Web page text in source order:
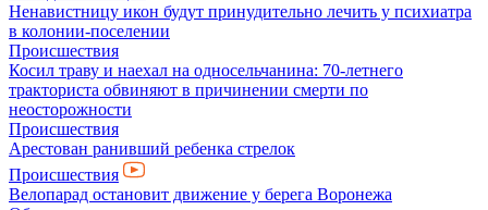
Ненавистницу икон будут принудительно лечить у психиатра
в колонии-поселении
Происшествия
Косил траву и наехал на односельчанина: 70-летнего
тракториста обвиняют в причинении смерти по
неосторожности
Происшествия
Арестован ранивший ребенка стрелок
Происшествия
Велопарад остановит движение у берега Воронежа